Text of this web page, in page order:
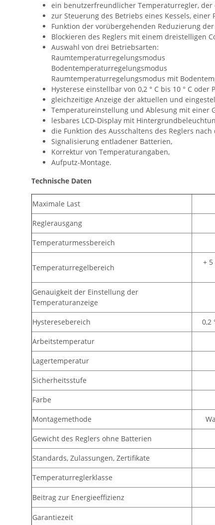
ein benutzerfreundlicher Temperaturregler,
zur Steuerung des Betriebs eines Kessels,
Funktion der vorübergehenden Reduzierung
Blockieren des Reglers mit einem dreistelligen
Auswahl von drei Betriebsarten:
Raumtemperaturregelungsmodus
Bodentemperaturregelungsmodus
Raumtemperaturregelungsmodus mit
Hysterese einstellbar von 0,2 ° C bis 10 ° C oder
gleichzeitige Anzeige der aktuellen und
Temperatureinstellung und Ablesung mit einer
lesbares LCD-Display mit
die Funktion des Ausschaltens des Reglers
Signalisierung entladener Batterien,
Korrektur von Temperaturangaben,
Aufputz-Montage.
Technische Daten
Maximale Last
Reglerausgang
Temperaturmessbereich
Temperaturregelbereich
+ 5
Genauigkeit der Einstellung der
Temperaturanzeige
Hysteresebereich 0,2
Arbeitstemperatur
Lagertemperatur
Sicherheitsstufe
Farbe
Montagemethode
Gewicht des Reglers ohne Batterien
Standards, Zulassungen, Zertifikate
Temperaturreglerklasse
Beitrag zur Energieeffizienz
Garantiezeit